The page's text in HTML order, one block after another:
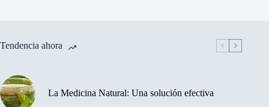
Tendencia ahora
La Medicina Natural: Una solución efectiva